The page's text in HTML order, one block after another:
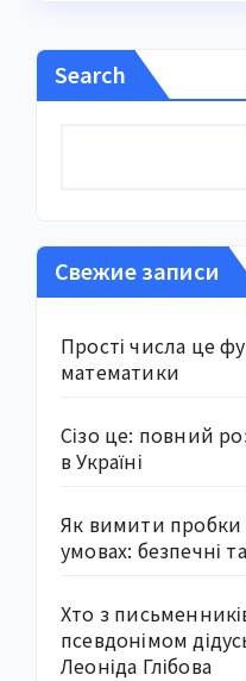
Search
Свежие записи
Прості числа це
математики
Сізо це: повний
в Україні
Як вимити пробки
умовах: безпечні
Хто з
псевдонімом
Леоніда Глібова